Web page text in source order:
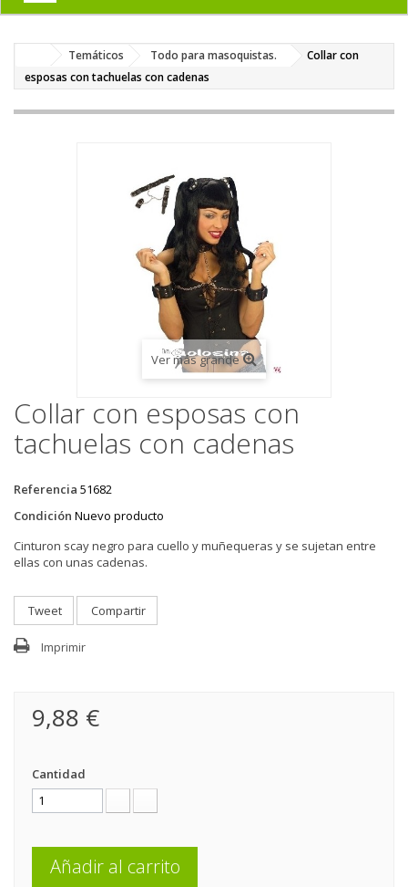
+
PELUCAS, GORROS, CARETAS
Temáticos Todo para masoquistas.
Collar con
esposas con tachuelas con cadenas
Ver más grande
Collar con esposas con
tachuelas con cadenas
Referencia 51682
Condición Nuevo producto
Cinturon scay negro para cuello y muñequeras y se sujetan entre
ellas con unas cadenas.
Tweet Compartir
Imprimir
9,88 €
Cantidad
Añadir al carrito